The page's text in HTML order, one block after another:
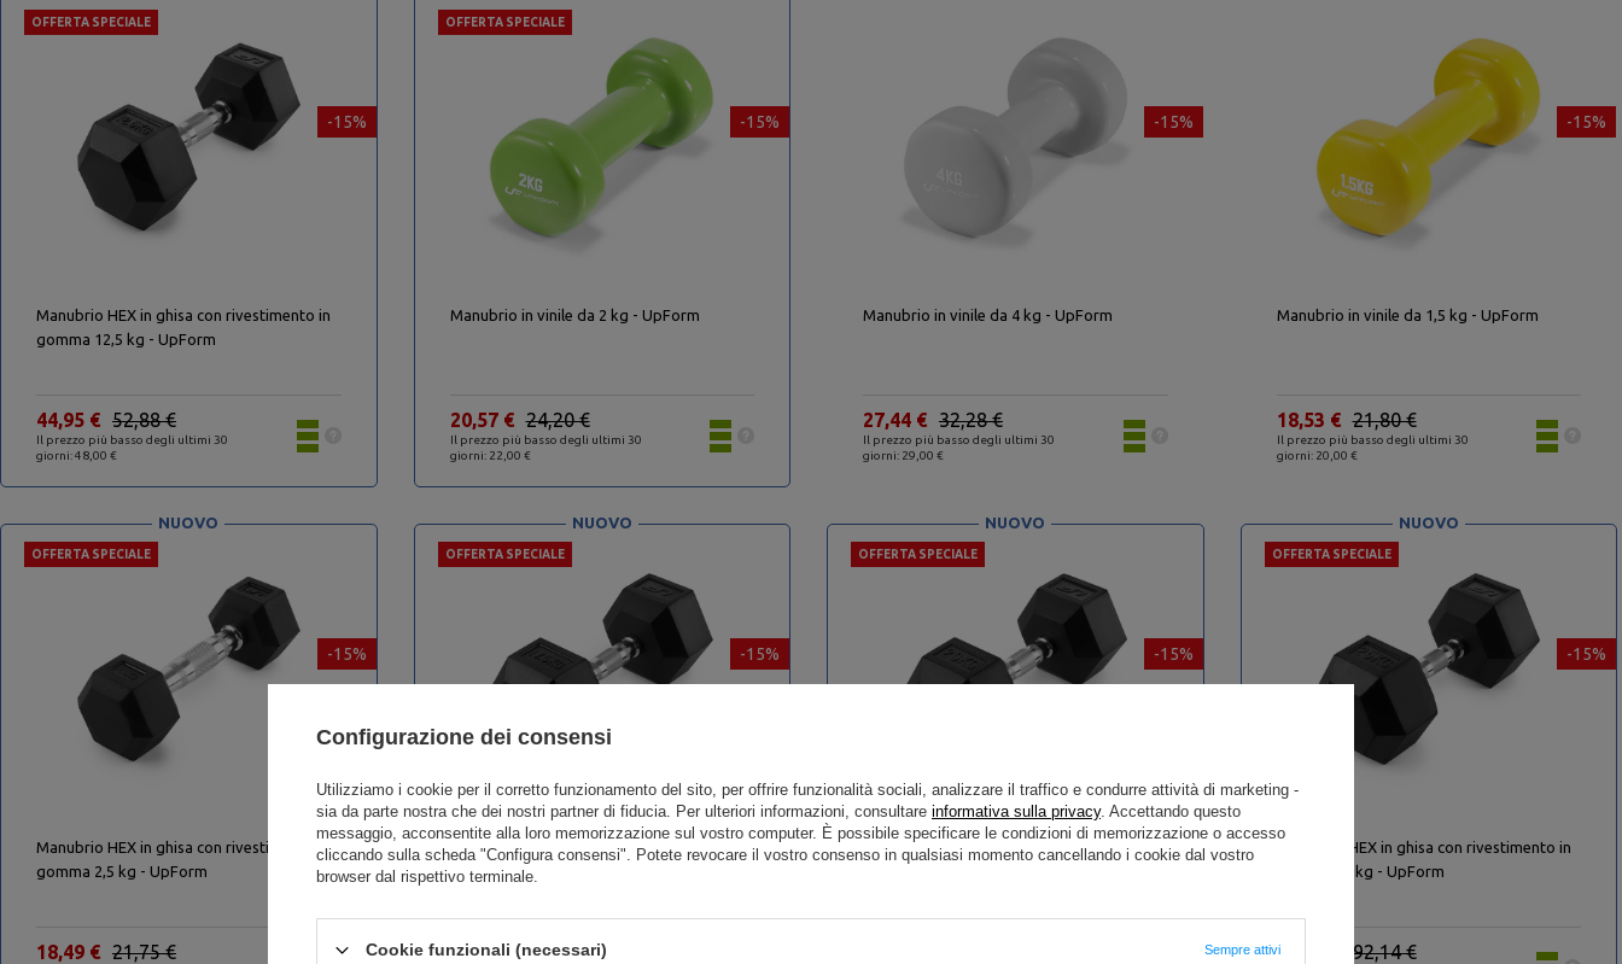
-15%
OFFERTA SPECIALE
Manubrio HEX in ghisa con rivestimento in
gomma 12,5 kg - UpForm
Il prezzo più basso degli ultimi 30
giorni: 48,00 €
52,88 €
44,95 €
-15%
OFFERTA SPECIALE
Manubrio in vinile da 2 kg - UpForm
Il prezzo più basso degli ultimi 30
giorni: 22,00 €
24,20 €
20,57 €
-15%
Manubrio in vinile da 4 kg - UpForm
Il prezzo più basso degli ultimi 30
giorni: 29,00 €
32,28 €
27,44 €
-15%
Manubrio in vinile da 1,5 kg - UpForm
Il prezzo più basso degli ultimi 30
giorni: 20,00 €
21,80 €
18,53 €
-15%
OFFERTA SPECIALE
NUOVO
Manubrio HEX in ghisa con rivestimento in
gomma 2,5 kg - UpForm
21,75 €
18,49 €
-15%
OFFERTA SPECIALE
NUOVO
Manubrio HEX in ghisa con rivestimento in
gomma 17,5 kg - UpForm
67,77 €
57,60 €
-15%
OFFERTA SPECIALE
NUOVO
Manubrio HEX in ghisa con rivestimento in
-15%
OFFERTA SPECIALE
NUOVO
Manubrio HEX in ghisa con rivestimento in
gomma 25 kg - UpForm
92,14 €
78,32 €
Configurazione dei consensi
Utilizziamo i cookie per il corretto funzionamento del sito, per offrire funzionalità sociali, analizzare il traffico e condurre attività di marketing -
sia da parte nostra che dei nostri partner di fiducia. Per ulteriori informazioni, consultare informativa sulla privacy. Accettando questo
messaggio, acconsentite alla loro memorizzazione sul vostro computer. È possibile specificare le condizioni di memorizzazione o accesso
cliccando sulla scheda "Configura consensi". Potete revocare il vostro consenso in qualsiasi momento cancellando i cookie dal vostro
browser dal rispettivo terminale.
Cookie funzionali (necessari) Sempre attivi